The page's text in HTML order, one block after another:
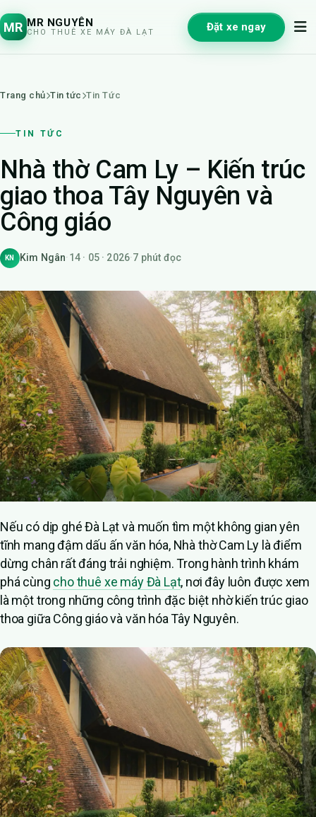
MR MR NGUYÊN
CHO THUÊ XE MÁY ĐÀ LẠT Đặt xe ngay
Trang chủ Tin tức Tin Tức
TIN TỨC
Nhà thờ Cam Ly – Kiến trúc
giao thoa Tây Nguyên và
Công giáo
KN Kim Ngân·14 · 05 · 2026·7 phút đọc
Nếu có dịp ghé Đà Lạt và muốn tìm một không gian yên
tĩnh mang đậm dấu ấn văn hóa, Nhà thờ Cam Ly là điểm
dừng chân rất đáng trải nghiệm. Trong hành trình khám
phá cùng cho thuê xe máy Đà Lạt, nơi đây luôn được xem
là một trong những công trình đặc biệt nhờ kiến trúc giao
thoa giữa Công giáo và văn hóa Tây Nguyên.